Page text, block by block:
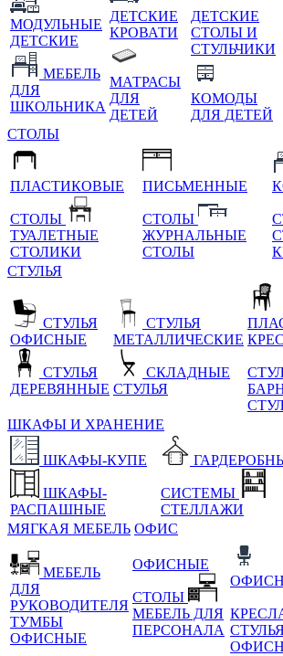
МОДУЛЬНЫЕ
ДЕТСКИЕ
МЕБЕЛЬ
ДЛЯ
ШКОЛЬНИКА
ДЕТСКИЕ
КРОВАТИ
МАТРАСЫ
ДЛЯ
ДЕТЕЙ
ДЕТСКИЕ
СТОЛЫ И
СТУЛЬЧИКИ
КОМОДЫ
ДЛЯ ДЕТЕЙ
СТОЛЫ
ПЛАСТИКОВЫЕ
СТОЛЫ
ТУАЛЕТНЫЕ
СТОЛИКИ
ПИСЬМЕННЫЕ
СТОЛЫ
ЖУРНАЛЬНЫЕ
СТОЛЫ
СТУЛЬЯ
СТУЛЬЯ
ОФИСНЫЕ
СТУЛЬЯ
ДЕРЕВЯННЫЕ
СТУЛЬЯ
МЕТАЛЛИЧЕСКИЕ
СКЛАДНЫЕ
СТУЛЬЯ
ШКАФЫ И ХРАНЕНИЕ
ШКАФЫ-КУПЕ
ШКАФЫ-
РАСПАШНЫЕ
СИСТЕМЫ
СТЕЛЛАЖИ
МЯГКАЯ МЕБЕЛЬ ОФИС
МЕБЕЛЬ
ДЛЯ
РУКОВОДИТЕЛЯ
ТУМБЫ
ОФИСНЫЕ
ОФИСНЫЕ
СТОЛЫ
МЕБЕЛЬ ДЛЯ
ПЕРСОНАЛА